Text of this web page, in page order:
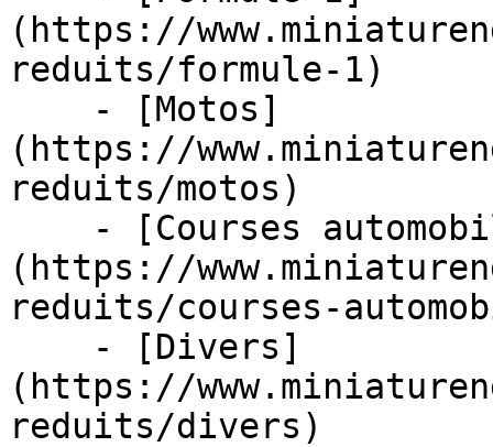
(https://
reduits/formule-1)
(https://
reduits/motos)
(https://
reduits/courses-
(https://
reduits/divers)